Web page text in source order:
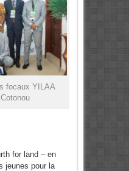
focaux YILAA
for land – en
jeunes pour la